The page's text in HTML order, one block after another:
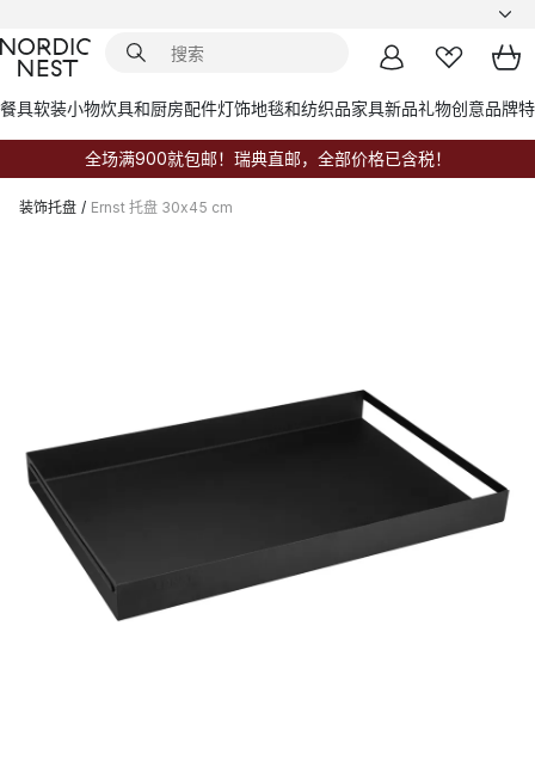
餐具软装小物炊具和厨房配件灯饰地毯和纺织品家具新品礼物创意品牌
全场满900就包邮！瑞典直邮，全部价格已含税！
装饰托盘 / Ernst 托盘 30x45 cm